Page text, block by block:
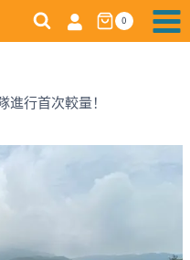
0
進行首次較量！